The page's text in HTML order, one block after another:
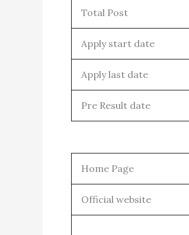
Total Post
Apply start date
Apply last date
Pre Result date
Home Page
Official website